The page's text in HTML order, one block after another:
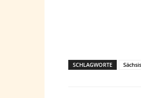
SCHLAGWORTE